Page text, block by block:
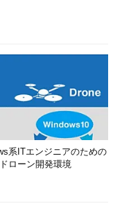
してそれを検証したら
手と同じアル
成する
成したハッ
ば送り手が署名して
系ITエンジニアのための
ローン開発環境